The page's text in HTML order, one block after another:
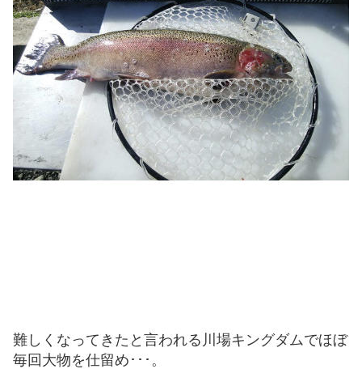
難しくなってきたと言われる川場キングダムでほぼ
毎回大物を仕留め･･･。